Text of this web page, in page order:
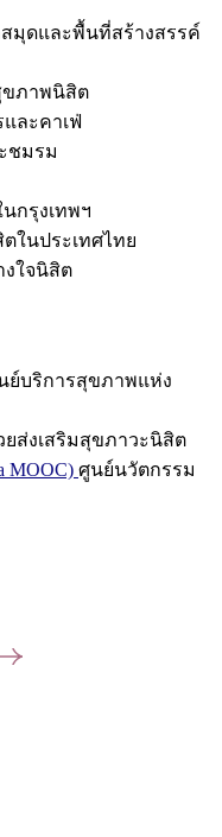
มุดและพื้นที่สร้างสรรค์
ขภาพนิสิต
ละคาเฟ่
ชมรม
กรุงเทพฯ
ในประเทศไทย
ใจนิสิต
ย์บริการสุขภาพแห่ง
ส่งเสริมสุขภาวะนิสิต
MOOC) ศูนย์นวัตกรรม